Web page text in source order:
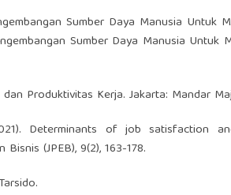
Sumber Daya Manusia Untuk
Sumber Daya Manusia Untuk
Produktivitas Kerja. Jakarta: Mandar
Determinants of job satisfaction
(JPEB), 9(2), 163-178.